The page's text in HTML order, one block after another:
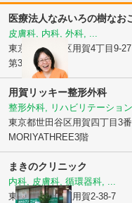
医療法人なみいろの樹なお
皮膚科, 内科, 外科, ...
東京都世田谷区用賀4丁目9-27
第3福ビル2階
用賀リッキー整形外科
整形外科, リハビリテーショ
東京都世田谷区用賀四丁目3
MORIYATHREE3階
まきのクリニック
内科, 皮膚科, 循環器科, ...
東京都世田谷区 用賀2-38-7